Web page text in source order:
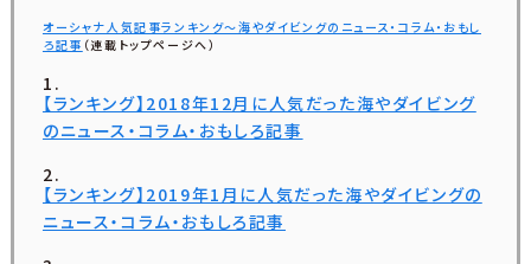
オーシャナ人気記事ランキング～海やダイビングのニュース・コラム・おもし
ろ記事 （連載トップページへ）
【ランキング】2018年12月に人気だった海やダイビング
のニュース・コラム・おもしろ記事
【ランキング】2019年1月に人気だった海やダイビングの
ニュース・コラム・おもしろ記事